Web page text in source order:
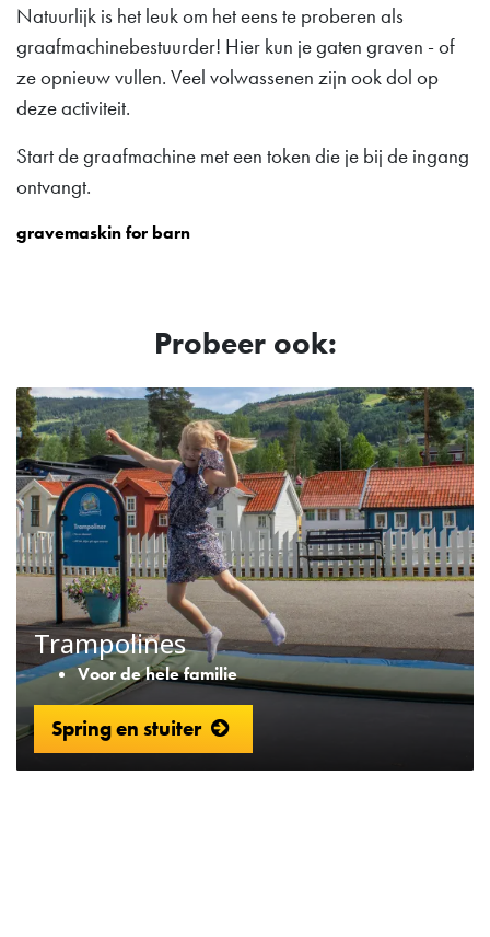
Natuurlijk is het leuk om het eens te proberen als
graafmachinebestuurder! Hier kun je gaten graven - of
ze opnieuw vullen. Veel volwassenen zijn ook dol op
deze activiteit.
Start de graafmachine met een token die je bij de ingang
ontvangt.
gravemaskin for barn
Probeer ook:
Trampolines
Voor de hele familie
Spring en stuiter